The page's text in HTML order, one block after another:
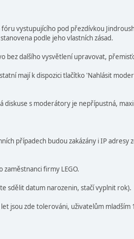
vystupujícího pod přezdívkou
podle jeho vlastních zásad.
dalšího vysvětlení upravovat,
mají k dispozici tlačítko 'Nahlásit
s moderátory je nepřípustná,
případech budou zakázány i IP adresy
zaměstnanci firmy LEGO.
sdělit datum narozenin, stačí vyplnit rok).
jsou zde tolerováni, uživatelům